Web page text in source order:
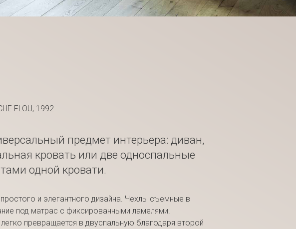
FLOU, 1992
предмет интерьера: диван,
кровать или две односпальные
одной кровати.
и элегантного дизайна. Чехлы съемные в
под матрас с фиксированными ламелями.
превращается в двуспальную благодаря второй